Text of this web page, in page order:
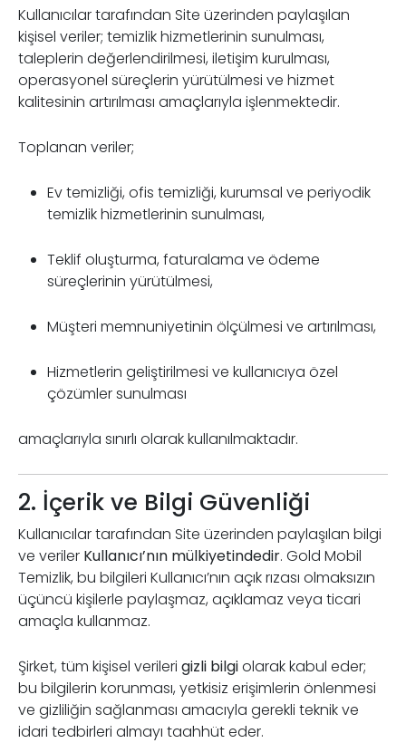
Kullanıcılar tarafından Site üzerinden paylaşılan
kişisel veriler; temizlik hizmetlerinin sunulması,
taleplerin değerlendirilmesi, iletişim kurulması,
operasyonel süreçlerin yürütülmesi ve hizmet
kalitesinin artırılması amaçlarıyla işlenmektedir.
Toplanan veriler;
Ev temizliği, ofis temizliği, kurumsal ve periyodik
temizlik hizmetlerinin sunulması,
Teklif oluşturma, faturalama ve ödeme
süreçlerinin yürütülmesi,
Müşteri memnuniyetinin ölçülmesi ve artırılması,
Hizmetlerin geliştirilmesi ve kullanıcıya özel
çözümler sunulması
amaçlarıyla sınırlı olarak kullanılmaktadır.
2. İçerik ve Bilgi Güvenliği
Kullanıcılar tarafından Site üzerinden paylaşılan bilgi
ve veriler Kullanıcı’nın mülkiyetindedir. Gold Mobil
Temizlik, bu bilgileri Kullanıcı’nın açık rızası olmaksızın
üçüncü kişilerle paylaşmaz, açıklamaz veya ticari
amaçla kullanmaz.
Şirket, tüm kişisel verileri gizli bilgiolarak kabul eder;
bu bilgilerin korunması, yetkisiz erişimlerin önlenmesi
ve gizliliğin sağlanması amacıyla gerekli teknik ve
idari tedbirleri almayı taahhüt eder.